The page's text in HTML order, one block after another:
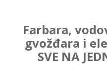
Farbara,
gvožđara i
SVE NA